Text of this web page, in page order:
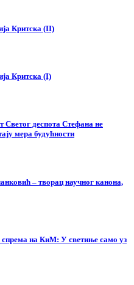
Критска (II)
Критска (I)
деспота Стефана не
мера будућности
– творац научног канона,
на КиМ: У светиње само уз